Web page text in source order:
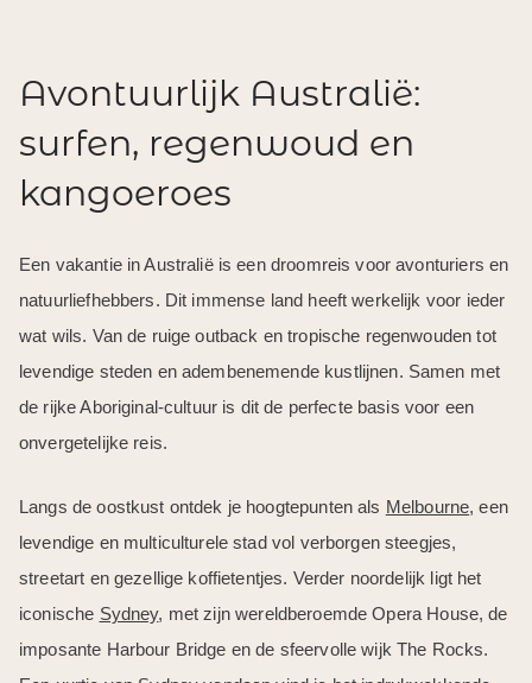
Avontuurlijk Australië:
surfen, regenwoud en
kangoeroes
Een vakantie in Australië is een droomreis voor avonturiers en
natuurliefhebbers. Dit immense land heeft werkelijk voor ieder
wat wils. Van de ruige outback en tropische regenwouden tot
levendige steden en adembenemende kustlijnen. Samen met
de rijke Aboriginal-cultuur is dit de perfecte basis voor een
onvergetelijke reis.
Langs de oostkust ontdek je hoogtepunten als Melbourne, een
levendige en multiculturele stad vol verborgen steegjes,
streetart en gezellige koffietentjes. Verder noordelijk ligt het
iconische Sydney, met zijn wereldberoemde Opera House, de
imposante Harbour Bridge en de sfeervolle wijk The Rocks.